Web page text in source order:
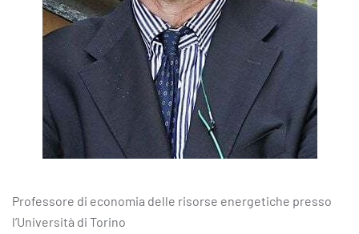
Professore di economia delle risorse energetiche presso
l’Università di Torino